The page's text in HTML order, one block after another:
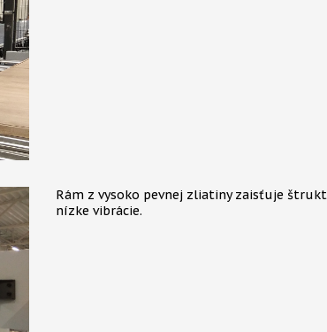
Rám z vysoko pevnej zliatiny zaisťuje
nízke vibrácie.